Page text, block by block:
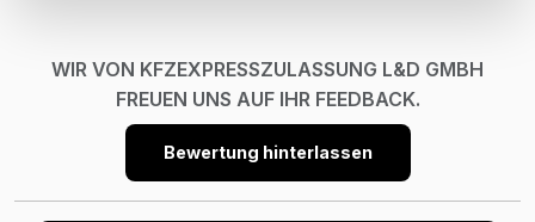
WIR VON KFZEXPRESSZULASSUNG L&D GMBH
FREUEN UNS AUF IHR FEEDBACK.
Bewertung hinterlassen